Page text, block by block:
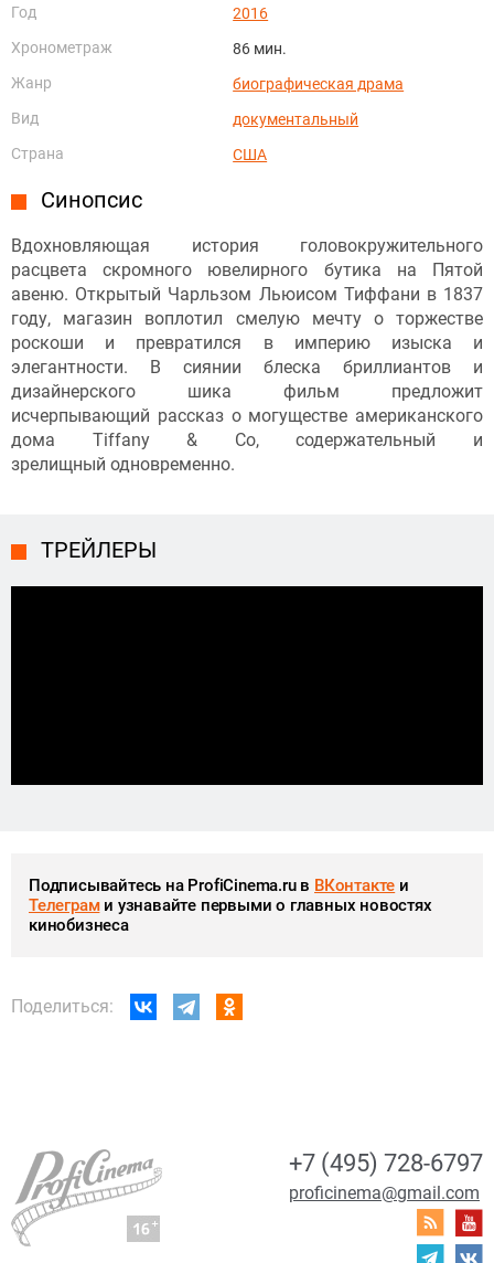
Год
2016
Хронометраж
86 мин.
Жанр
биографическая драма
Вид
документальный
Страна
США
Синопсис
Вдохновляющая история головокружительного
расцвета скромного ювелирного бутика на Пятой
авеню. Открытый Чарльзом Льюисом Тиффани в 1837
году, магазин воплотил смелую мечту о торжестве
роскоши и превратился в империю изыска и
элегантности. В сиянии блеска бриллиантов и
дизайнерского шика фильм предложит
исчерпывающий рассказ о могуществе американского
дома Tiffany & Co, содержательный и
зрелищный одновременно.
ТРЕЙЛЕРЫ
Подписывайтесь на ProfiCinema.ru в ВКонтакте и
Телеграми узнавайте первыми о главных новостях
кинобизнеса
Поделиться:
+7 (495) 728-6797
proficinema@gmail.com